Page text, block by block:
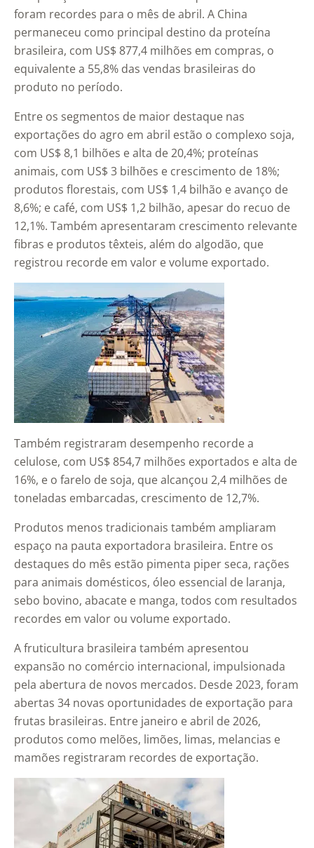
foram recordes para o mês de abril. A China
permaneceu como principal destino da proteína
brasileira, com US$ 877,4 milhões em compras, o
equivalente a 55,8% das vendas brasileiras do
produto no período.
Entre os segmentos de maior destaque nas
exportações do agro em abril estão o complexo soja,
com US$ 8,1 bilhões e alta de 20,4%; proteínas
animais, com US$ 3 bilhões e crescimento de 18%;
produtos florestais, com US$ 1,4 bilhão e avanço de
8,6%; e café, com US$ 1,2 bilhão, apesar do recuo de
12,1%. Também apresentaram crescimento relevante
fibras e produtos têxteis, além do algodão, que
registrou recorde em valor e volume exportado.
Também registraram desempenho recorde a
celulose, com US$ 854,7 milhões exportados e alta de
16%, e o farelo de soja, que alcançou 2,4 milhões de
toneladas embarcadas, crescimento de 12,7%.
Produtos menos tradicionais também ampliaram
espaço na pauta exportadora brasileira. Entre os
destaques do mês estão pimenta piper seca, rações
para animais domésticos, óleo essencial de laranja,
sebo bovino, abacate e manga, todos com resultados
recordes em valor ou volume exportado.
A fruticultura brasileira também apresentou
expansão no comércio internacional, impulsionada
pela abertura de novos mercados. Desde 2023, foram
abertas 34 novas oportunidades de exportação para
frutas brasileiras. Entre janeiro e abril de 2026,
produtos como melões, limões, limas, melancias e
mamões registraram recordes de exportação.